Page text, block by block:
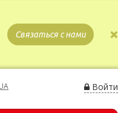
Связаться с нами
Войти